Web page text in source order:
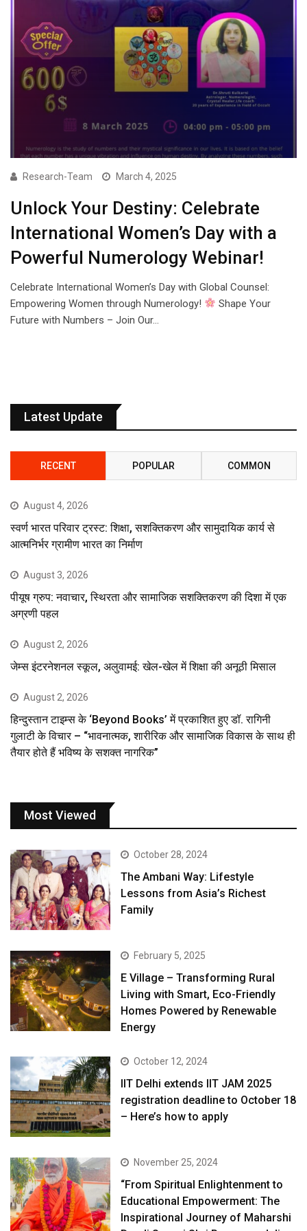
Research-Team March 4, 2025
Unlock Your Destiny: Celebrate
International Women’s Day with a
Powerful Numerology Webinar!
Celebrate International Women’s Day with Global Counsel:
Empowering Women through Numerology!
Shape Your
Future with Numbers – Join Our…
Latest Update
RECENT POPULAR COMMON
August 4, 2026
स्वर्ण भारत परिवार ट्रस्ट: शिक्षा, सशक्तिकरण और सामुदायिक कार्य से
आत्मनिर्भर ग्रामीण भारत का निर्माण
August 3, 2026
पीयूष ग्रुप: नवाचार, स्थिरता और सामाजिक सशक्तिकरण की दिशा में एक
अग्रणी पहल
August 2, 2026
जेम्स इंटरनेशनल स्कूल, अलुवामई: खेल-खेल में शिक्षा की अनूठी मिसाल
August 2, 2026
हिन्दुस्तान टाइम्स के ‘Beyond Books’ में प्रकाशित हुए डॉ. रागिनी
गुलाटी के विचार – “भावनात्मक, शारीरिक और सामाजिक विकास के साथ ही
तैयार होते हैं भविष्य के सशक्त नागरिक”
Most Viewed
October 28, 2024
The Ambani Way: Lifestyle
Lessons from Asia’s Richest
Family
February 5, 2025
E Village – Transforming Rural
Living with Smart, Eco-Friendly
Homes Powered by Renewable
Energy
October 12, 2024
IIT Delhi extends IIT JAM 2025
registration deadline to October 18
– Here’s how to apply
November 25, 2024
“From Spiritual Enlightenment to
Educational Empowerment: The
Inspirational Journey of Maharshi